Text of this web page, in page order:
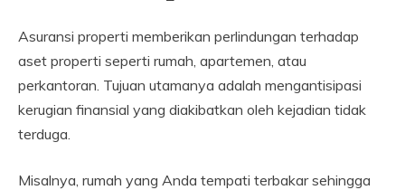
Asuransi properti memberikan perlindungan terhadap
aset properti seperti rumah, apartemen, atau
perkantoran. Tujuan utamanya adalah mengantisipasi
kerugian finansial yang diakibatkan oleh kejadian tidak
terduga.
Misalnya, rumah yang Anda tempati terbakar sehingga